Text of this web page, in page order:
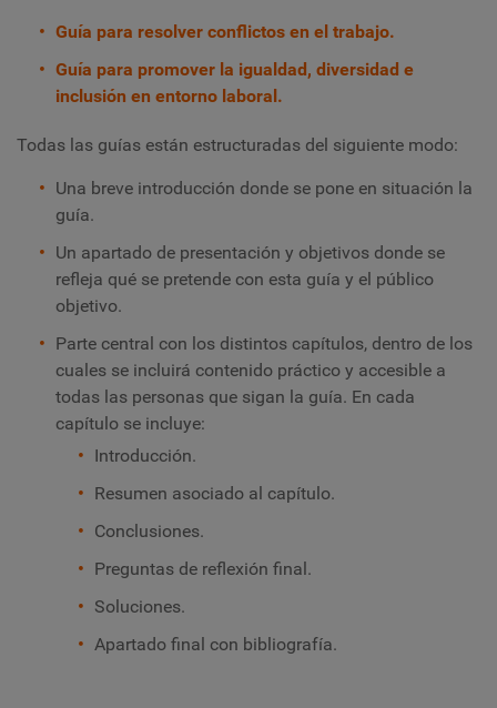
Guía para resolver conflictos en el trabajo.
Guía para promover la igualdad, diversidad e
inclusión en entorno laboral.
Todas las guías están estructuradas del siguiente modo:
Una breve introducción donde se pone en situación la
guía.
Un apartado de presentación y objetivos donde se
refleja qué se pretende con esta guía y el público
objetivo.
Parte central con los distintos capítulos, dentro de los
cuales se incluirá contenido práctico y accesible a
todas las personas que sigan la guía. En cada
capítulo se incluye:
Introducción.
Resumen asociado al capítulo.
Conclusiones.
Preguntas de reflexión final.
Soluciones.
Apartado final con bibliografía.